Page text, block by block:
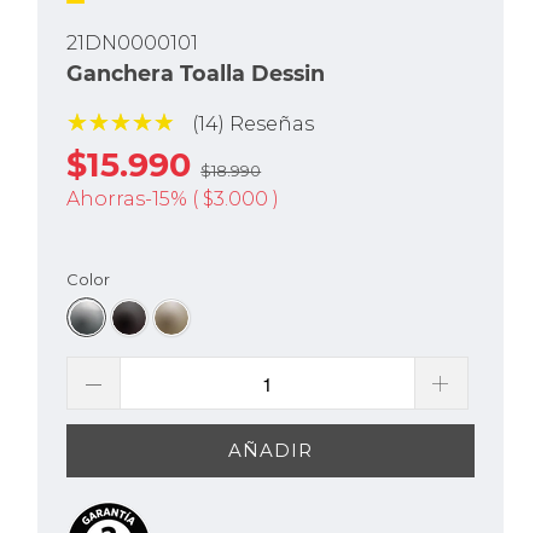
21DN0000101
Ganchera Toalla Dessin
(14) Reseñas
$15.990$18.990
Ahorras-15% ( $3.000)
Color
AÑADIR